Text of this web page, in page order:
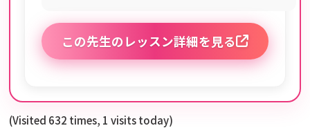
この先生のレッスン詳細を見る
(Visited 632 times, 1 visits today)